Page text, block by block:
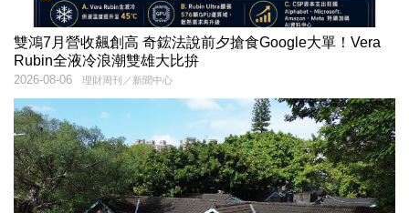
雙鴻7月營收飆創高 奇鋐法說前夕搶食Google大單！Vera
Rubin全液冷浪潮雙雄大比拚
理財周刊／新聞中心
2026-08-06